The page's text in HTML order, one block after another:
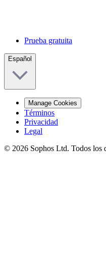
Prueba gratuita
Español
Manage Cookies
Términos
Privacidad
Legal
© 2026 Sophos Ltd. Todos los